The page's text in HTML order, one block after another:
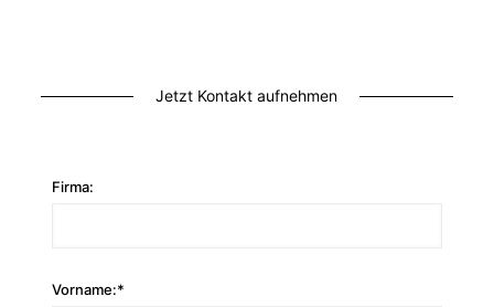
Jetzt Kontakt aufnehmen
Firma:
Vorname:*